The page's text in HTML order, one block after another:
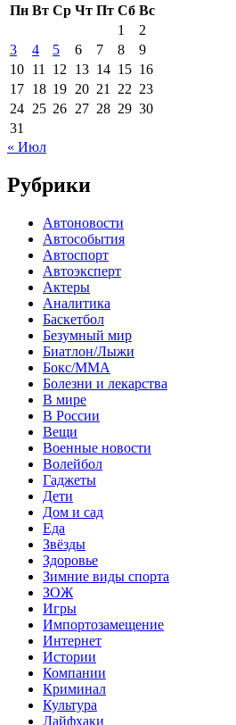
Пн Вт Ср Чт Пт Сб Вс
1
2
3
4 5 6 7 8
9
10 11 12 13 14 15 16
17 18 19 20 21 22 23
24 25 26 27 28 29 30
31
« Июл
Рубрики
Автоновости
Автособытия
Автоспорт
Автоэксперт
Актеры
Аналитика
Баскетбол
Безумный мир
Биатлон/Лыжи
Бокс/MMA
Болезни и лекарства
В мире
В России
Вещи
Военные новости
Волейбол
Гаджеты
Дети
Дом и сад
Еда
Звёзды
Здоровье
Зимние виды спорта
ЗОЖ
Игры
Импортозамещение
Интернет
Истории
Компании
Криминал
Культура
Лайфхаки